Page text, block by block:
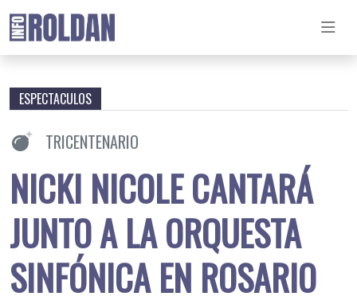
ESPECTACULOS
TRICENTENARIO
NICKI NICOLE CANTARÁ
JUNTO A LA ORQUESTA
SINFÓNICA EN ROSARIO